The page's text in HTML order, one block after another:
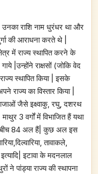
राशि नाम धुरंधर था और
की आराधना करते थे |
में राज्य स्थापित करने के
|उन्होंने राक्षसों (जोकि वेद
स्थापित किया | इसके
राज्य का विस्तार किया |
जैसे इक्ष्वाकु, रघु, दशरथ
3 वर्गों में विभाजित हैं यथा
बीच 84 अल हैं| कुछ अल इस
तावाकले,
इत्यादि| इटावा के मदनलाल
ने पांड्या राज्य की स्थापना